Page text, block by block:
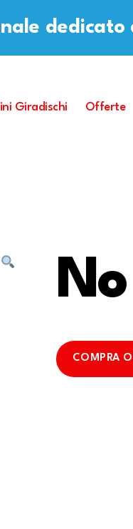
Giradischi Offerte
COMPRA